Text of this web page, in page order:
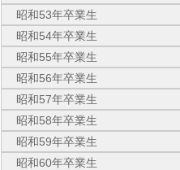
昭和53年卒業生
昭和54年卒業生
昭和55年卒業生
昭和56年卒業生
昭和57年卒業生
昭和58年卒業生
昭和59年卒業生
昭和60年卒業生